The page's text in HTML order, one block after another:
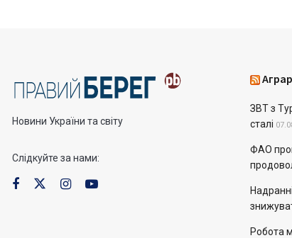
Новини України та світу
Слідкуйте за нами:
ЗВТ з
сталі
ФАО
Робота